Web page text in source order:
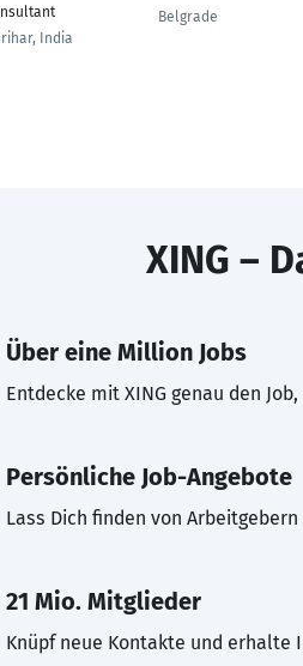
India
Belgrade
XING –
Über eine Million Jobs
Entdecke mit XING genau den
Persönliche Job-Angebote
Lass Dich finden von
21 Mio. Mitglieder
Knüpf neue Kontakte und erhalte